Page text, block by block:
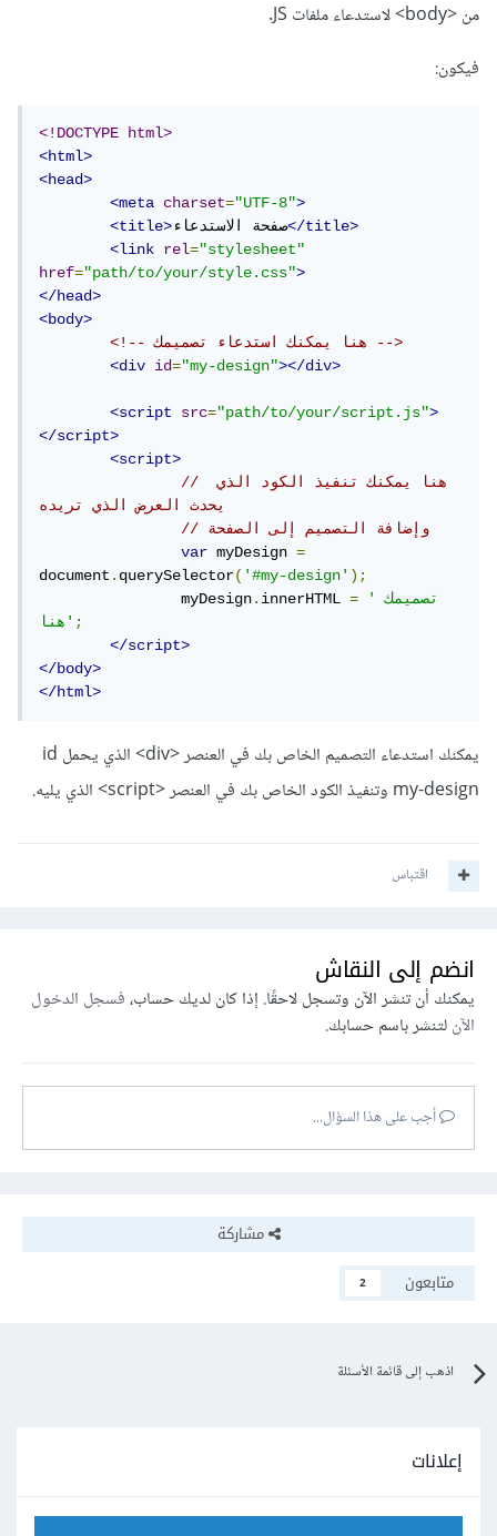
من <body> لاستدعاء ملفات JS.
فيكون:
<!DOCTYPE html>
<html>
<head>
<meta
charset="UTF-8">
<title>صفحة الاستدعاء</title>
<link
rel="stylesheet"
href="path/to/your/style.css">
</head>
<body>
<!-- هنا يمكنك استدعاء تصميمك -->
<div
id="my-design"></div>
<script src="path/to/your/script.js">
</script>
<script>
// هنا يمكنك تنفيذ الكود الذي
يحدث العرض الذي تريده
// وإضافة التصميم إلى الصفحة
var myDesign =
document.querySelector('#my-design');
		myDesign
.innerHTML =
'تصميمك
هنا';
</script>
</body>
</html>
يمكنك استدعاء التصميم الخاص بك في العنصر <div> الذي يحمل id
my-design وتنفيذ الكود الخاص بك في العنصر <script> الذي يليه.
اقتباس
انضم إلى النقاش
يمكنك أن تنشر الآن وتسجل لاحقًا. إذا كان لديك حساب،فسجل الدخول
الآنلتنشر باسم حسابك.
أجب على هذا السؤال...
مشاركة
متابعون
2
اذهب إلى قائمة الأسئلة
إعلانات